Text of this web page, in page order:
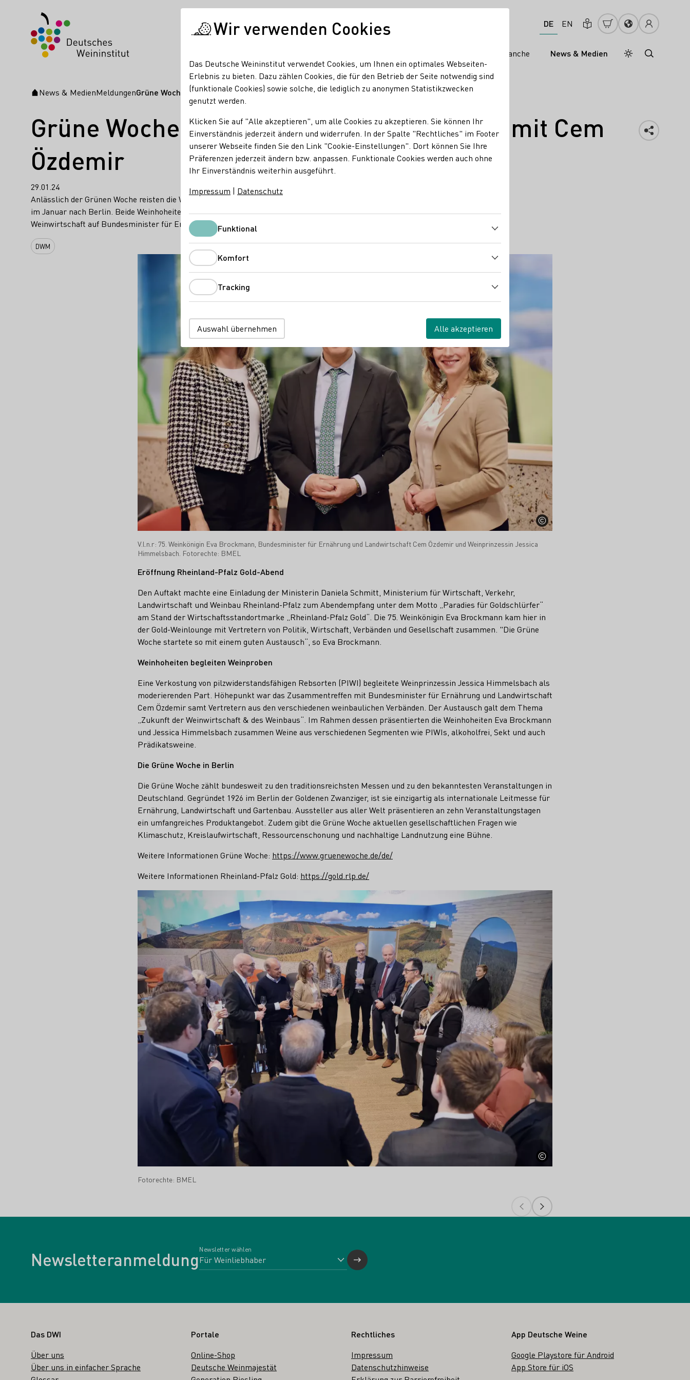
DE EN
Weinbranche News & Medien Tagesmodus
Nachtmodus
Startseite
News & MedienMeldungenGrüne Woche: Weinhoheiten im Austausch mit Cem Özdemir
Grüne Woche: Weinhoheiten im Austausch mit Cem
Özdemir
29.01.24
Anlässlich der Grünen Woche reisten die Weinkönigin Eva Brockmann und Weinprinzessin Jessica Himmelsbach
im Januar nach Berlin. Beide Weinhoheiten trafen zusammen mit Vertretern aus den Verbänden der
Weinwirtschaft auf Bundesminister für Ernährung und Landwirtschaft Cem Özdemir.
DWM
V.l.n.r: 75. Weinkönigin Eva Brockmann, Bundesminister für Ernährung und Landwirtschaft Cem Özdemir und Weinprinzessin Jessica
Himmelsbach. Fotorechte: BMEL
Eröffnung Rheinland-Pfalz Gold-Abend
Den Auftakt machte eine Einladung der Ministerin Daniela Schmitt, Ministerium für Wirtschaft, Verkehr,
Landwirtschaft und Weinbau Rheinland-Pfalz zum Abendempfang unter dem Motto „Paradies für Goldschlürfer“
am Stand der Wirtschaftsstandortmarke „Rheinland-Pfalz Gold“. Die 75. Weinkönigin Eva Brockmann kam hier in
der Gold-Weinlounge mit Vertretern von Politik, Wirtschaft, Verbänden und Gesellschaft zusammen. "Die Grüne
Woche startete so mit einem guten Austausch“, so Eva Brockmann.
Weinhoheiten begleiten Weinproben
Eine Verkostung von pilzwiderstandsfähigen Rebsorten (PIWI) begleitete Weinprinzessin Jessica Himmelsbach als
moderierenden Part. Höhepunkt war das Zusammentreffen mit Bundesminister für Ernährung und Landwirtschaft
Cem Özdemir samt Vertretern aus den verschiedenen weinbaulichen Verbänden. Der Austausch galt dem Thema
„Zukunft der Weinwirtschaft & des Weinbaus“. Im Rahmen dessen präsentierten die Weinhoheiten Eva Brockmann
und Jessica Himmelsbach zusammen Weine aus verschiedenen Segmenten wie PIWIs, alkoholfrei, Sekt und auch
Prädikatsweine.
Die Grüne Woche in Berlin
Die Grüne Woche zählt bundesweit zu den traditionsreichsten Messen und zu den bekanntesten Veranstaltungen in
Deutschland. Gegründet 1926 im Berlin der Goldenen Zwanziger, ist sie einzigartig als internationale Leitmesse für
Ernährung, Landwirtschaft und Gartenbau. Aussteller aus aller Welt präsentieren an zehn Veranstaltungstagen
ein umfangreiches Produktangebot. Zudem gibt die Grüne Woche aktuellen gesellschaftlichen Fragen wie
Klimaschutz, Kreislaufwirtschaft, Ressourcenschonung und nachhaltige Landnutzung eine Bühne.
Weitere Informationen Grüne Woche: https://www.gruenewoche.de/de/
Weitere Informationen Rheinland-Pfalz Gold: https://gold.rlp.de/
Fotorechte: BMEL
Newsletteranmeldung
Newsletter wählen
Fußbereich
Das DWI
Über uns
Über uns in einfacher Sprache
Portale
Online-Shop
Deutsche Weinmajestät
Rechtliches
Impressum
Datenschutzhinweise
Wir verwenden Cookies
Das Deutsche Weininstitut verwendet Cookies, um Ihnen ein optimales Webseiten-
Erlebnis zu bieten. Dazu zählen Cookies, die für den Betrieb der Seite notwendig sind
(funktionale Cookies) sowie solche, die lediglich zu anonymen Statistikzwecken
genutzt werden.
Klicken Sie auf "Alle akzeptieren", um alle Cookies zu akzeptieren. Sie können Ihr
Einverständnis jederzeit ändern und widerrufen. In der Spalte "Rechtliches" im Footer
unserer Webseite finden Sie den Link "Cookie-Einstellungen". Dort können Sie Ihre
Präferenzen jederzeit ändern bzw. anpassen. Funktionale Cookies werden auch ohne
Ihr Einverständnis weiterhin ausgeführt.
Impressum | Datenschutz
FunktionalFunktional
Komfort
Tracking
Auswahl übernehmen Alle akzeptieren
App Deutsche Weine
Google Playstore für Android
App Store für iOS